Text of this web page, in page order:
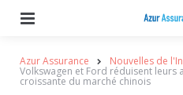
Azur Assurance Nouvelles de
Volkswagen et Ford réduisent leurs
croissante du marché chinois